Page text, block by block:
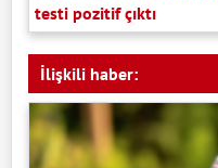
testi pozitif çıktı
İlişkili haber: